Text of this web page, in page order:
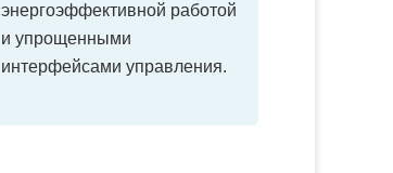
энергоэффективной работой
и упрощенными
интерфейсами управления.